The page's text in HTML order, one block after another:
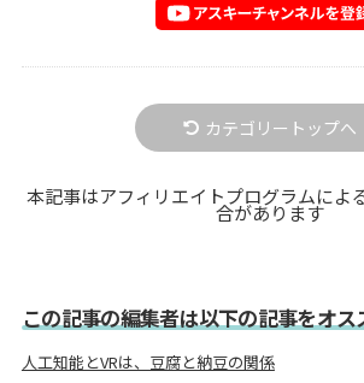
カテゴリートップへ
本記事はアフィリエイトプログラムによ
合があります
この記事の編集者は以下の記事をオス
人工知能とVRは、豆腐と納豆の関係